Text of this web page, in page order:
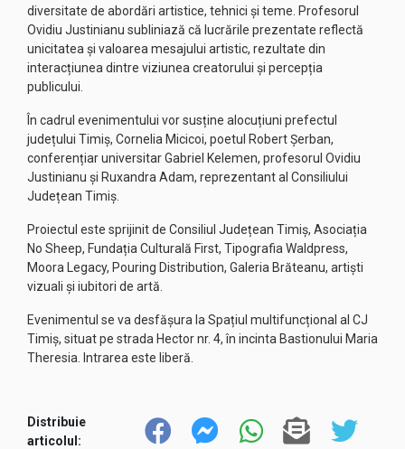
diversitate de abordări artistice, tehnici și teme. Profesorul
Ovidiu Justinianu subliniază că lucrările prezentate reflectă
unicitatea și valoarea mesajului artistic, rezultate din
interacțiunea dintre viziunea creatorului și percepția
publicului.
În cadrul evenimentului vor susține alocuțiuni prefectul
județului Timiș, Cornelia Micicoi, poetul Robert Șerban,
conferențiar universitar Gabriel Kelemen, profesorul Ovidiu
Justinianu și Ruxandra Adam, reprezentant al Consiliului
Județean Timiș.
Proiectul este sprijinit de Consiliul Județean Timiș, Asociația
No Sheep, Fundația Culturală First, Tipografia Waldpress,
Moora Legacy, Pouring Distribution, Galeria Brăteanu, artiști
vizuali și iubitori de artă.
Evenimentul se va desfășura la Spațiul multifuncțional al CJ
Timiș, situat pe strada Hector nr. 4, în incinta Bastionului Maria
Theresia. Intrarea este liberă.
Distribuie
articolul: